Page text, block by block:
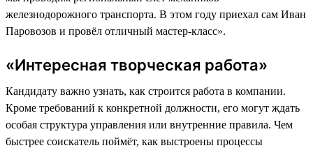
железнодорожного транспорта. В этом году приехал сам Иван
Паровозов и провёл отличный мастер-класс».
«Интересная творческая работа»
Кандидату важно узнать, как строится работа в компании.
Кроме требований к конкретной должности, его могут ждать
особая структура управления или внутренние правила. Чем
быстрее соискатель поймёт, как выстроены процессы